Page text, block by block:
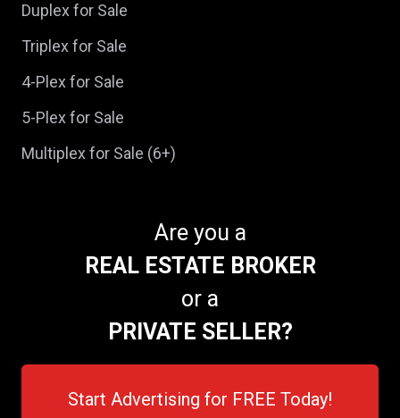
Duplex for Sale
Triplex for Sale
4-Plex for Sale
5-Plex for Sale
Multiplex for Sale (6+)
Are you a
REAL ESTATE BROKER
or a
PRIVATE SELLER?
Start Advertising for FREE Today!